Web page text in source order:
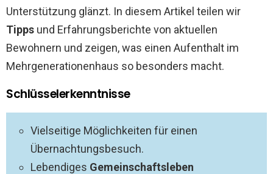
Unterstützung glänzt. In diesem Artikel teilen wir
Tipps und Erfahrungsberichte von aktuellen
Bewohnern und zeigen, was einen Aufenthalt im
Mehrgenerationenhaus so besonders macht.
Schlüsselerkenntnisse
Vielseitige Möglichkeiten für einen
Übernachtungsbesuch.
Lebendiges Gemeinschaftsleben